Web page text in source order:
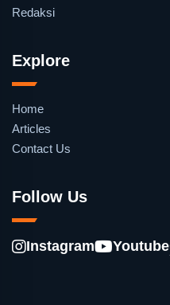
Redaksi
Explore
Home
Articles
Contact Us
Follow Us
Instagram Youtube